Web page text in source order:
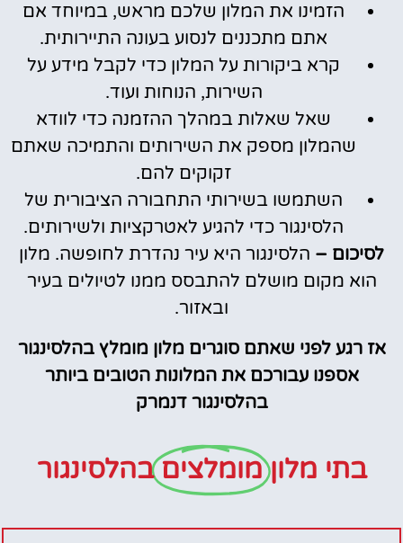
הזמינו את המלון שלכם מראש, במיוחד אם
אתם מתכננים לנסוע בעונה התיירותית.
קרא ביקורות על המלון כדי לקבל מידע על
השירות, הנוחות ועוד.
שאל שאלות במהלך ההזמנה כדי לוודא
שהמלון מספק את השירותים והתמיכה שאתם
זקוקים להם.
השתמשו בשירותי התחבורה הציבורית של
הלסינגור כדי להגיע לאטרקציות ולשירותים.
לסיכום – הלסינגור היא עיר נהדרת לחופשה. מלון
הוא מקום מושלם להתבסס ממנו לטיולים בעיר
ובאזור.
אז רגע לפני שאתם סוגרים מלון מומלץ בהלסינגור
אספנו עבורכם את המלונות הטובים ביותר
בהלסינגור דנמרק
בתי מלון מומלצים בהלסינגור